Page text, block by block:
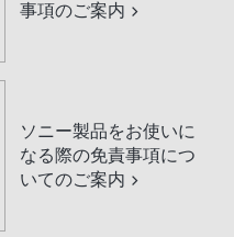
事項のご案内
ソニー製品をお使いに
なる際の免責事項につ
いてのご案内